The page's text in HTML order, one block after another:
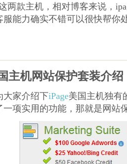
两款主机，相对博客来说，
服能力确实不错可以很快帮你
主机网站保护套装介绍
大家介绍下iPage美国主机独有
一项实用的功能，那就是网站